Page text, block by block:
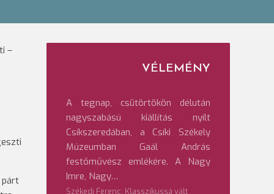
–
párt
VÉLEMÉNY
A tegnap, csütörtökön délután
nagyszabású kiállítás nyílt
Csíkszeredában, a Csíki Székely
Múzeumban Gaál András
festőművész emlékére. A Nagy
Imre, Nagy…
Székedi Ferenc: Klasszikussá vált